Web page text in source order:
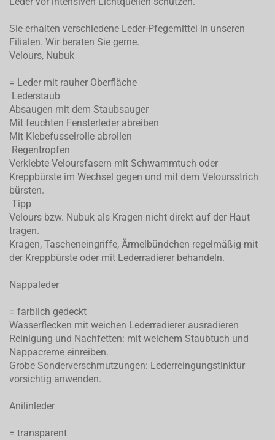
Sie erhalten verschiedene Leder-Pfegemittel in unseren
Filialen. Wir beraten Sie gerne.
Velours, Nubuk
= Leder mit rauher Oberfläche
Lederstaub
Absaugen mit dem Staubsauger
Mit feuchten Fensterleder abreiben
Mit Klebefusselrolle abrollen
Regentropfen
Verklebte Veloursfasern mit Schwammtuch oder
Kreppbürste im Wechsel gegen und mit dem Veloursstrich
bürsten.
Tipp
Velours bzw. Nubuk als Kragen nicht direkt auf der Haut
tragen.
Kragen, Tascheneingriffe, Ärmelbündchen regelmäßig mit
der Kreppbürste oder mit Lederradierer behandeln.
Nappaleder
= farblich gedeckt
Wasserflecken mit weichen Lederradierer ausradieren
Reinigung und Nachfetten: mit weichem Staubtuch und
Nappacreme einreiben.
Grobe Sonderverschmutzungen: Lederreingungstinktur
vorsichtig anwenden.
Anilinleder
= transparent